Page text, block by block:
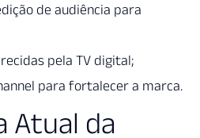
de audiência para
pela TV digital;
para fortalecer a marca.
Atual da